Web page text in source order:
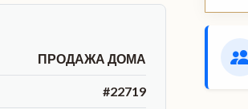
ПРОДАЖА ДОМА
#22719